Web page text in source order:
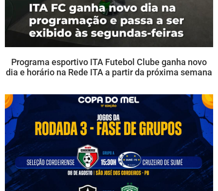
Programa esportivo ITA Futebol Clube ganha novo
dia e horário na Rede ITA a partir da próxima semana